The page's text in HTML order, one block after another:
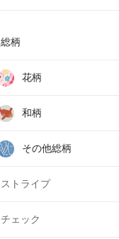
総柄
花柄
和柄
その他総柄
ストライプ
チェック